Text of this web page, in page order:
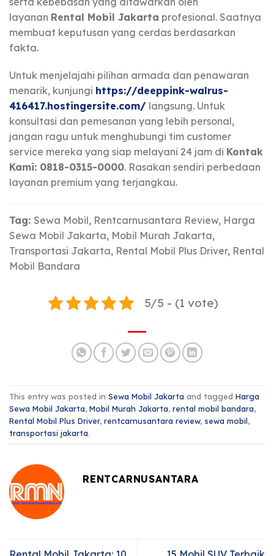
layanan Rental Mobil Jakarta profesional. Saatnya
membuat keputusan yang cerdas berdasarkan
fakta.
Untuk menjelajahi pilihan armada dan penawaran
menarik, kunjungi https://deeppink-walrus-
416417.hostingersite.com/ langsung. Untuk
konsultasi dan pemesanan yang lebih personal,
jangan ragu untuk menghubungi tim customer
service mereka yang siap melayani 24 jam di Kontak
Kami: 0818-0315-0000. Rasakan sendiri perbedaan
layanan premium yang terjangkau.
Tag: Sewa Mobil, Rentcarnusantara Review, Harga
Sewa Mobil Jakarta, Mobil Murah Jakarta,
Transportasi Jakarta, Rental Mobil Plus Driver, Rental
Mobil Bandara
5/5 - (1 vote)
This entry was posted in Sewa Mobil Jakarta and tagged Harga
Sewa Mobil Jakarta, Mobil Murah Jakarta, rental mobil bandara,
Rental Mobil Plus Driver, rentcarnusantara review, sewa mobil,
transportasi jakarta.
RENTCARNUSANTARA